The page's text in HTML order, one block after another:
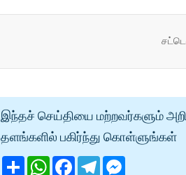
இந்தச் செய்தியை மற்றவர்களும்
தளங்களில் பகிர்ந்து கொள்ளுங்கள்
ShareWhatsApp
Facebook
Telegram